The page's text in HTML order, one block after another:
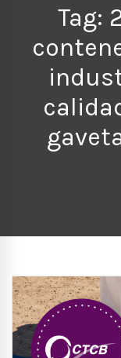
Tag: